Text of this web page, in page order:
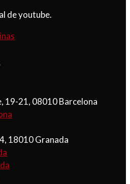
de youtube.
19-21, 08010 Barcelona
18010 Granada